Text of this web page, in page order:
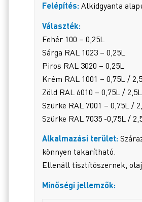
Felépítés: Alkidgyanta
Választék:
Fehér 100 – 0,25L
Sárga RAL 1023 – 0,25L
Piros RAL 3020 – 0,25L
Krém RAL 1001 – 0,75L /
Zöld RAL 6010 – 0,75L /
Szürke RAL 7001 – 0,75L /
Szürke RAL 7035 -0,75L /
Alkalmazási terület:
könnyen takarítható.
Ellenáll tisztítószernek,
Minőségi jellemzők: